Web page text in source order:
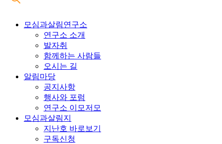
모심과살림연구소
연구소 소개
발자취
함께하는 사람들
오시는 길
알림마당
공지사항
행사와 포럼
연구소 이모저모
모심과살림지
지난호 바로보기
구독신청